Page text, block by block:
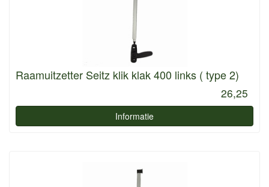
Raamuitzetter Seitz klik klak 400 links ( type 2)
26,25
Informatie